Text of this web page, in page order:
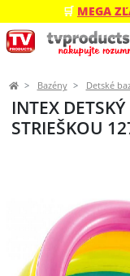
🛒 MEGA
Bazény Detské
INTEX
STRIEŠKOU